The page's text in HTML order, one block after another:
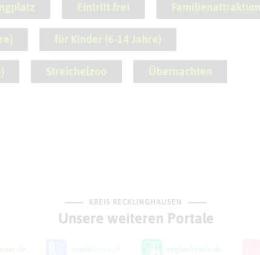
Eintritt frei Familienattraktion
für Kinder (6-14 Jahre)
Streichelzoo Übernachten
KREIS RECKLINGHAUSEN
Unsere weiteren Portale